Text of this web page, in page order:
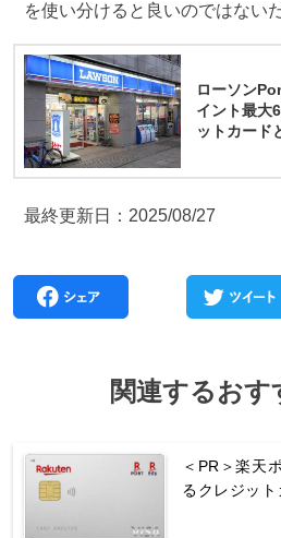
を使い分けると良いのではない
ローソン
イント最大
ットカード
最終更新日：2025/08/27
関連するおす
＜PR＞楽天
るクレジッ